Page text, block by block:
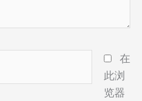
在
此浏
览器